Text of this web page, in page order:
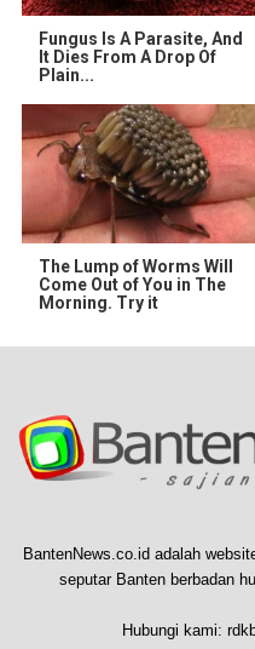
Fungus Is A Parasite, And
It Dies From A Drop Of
Plain...
The Lump of Worms Will
Come Out of You in The
Morning. Try it
BantenNews.co.id adalah
seputar Banten berbadan
Hubungi kami: